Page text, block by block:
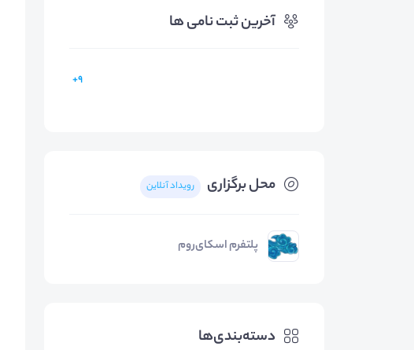
آخرین ثبت نامی ها
9+
محل برگزاری رویداد آنلاین
پلتفرم اسکای‌روم
دسته‌بندی‌ها